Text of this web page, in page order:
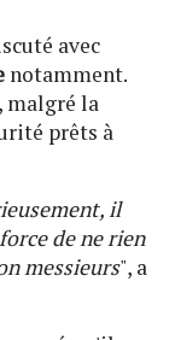
avec
notamment.
malgré la
prêts à
il
de ne rien
messieurs", a